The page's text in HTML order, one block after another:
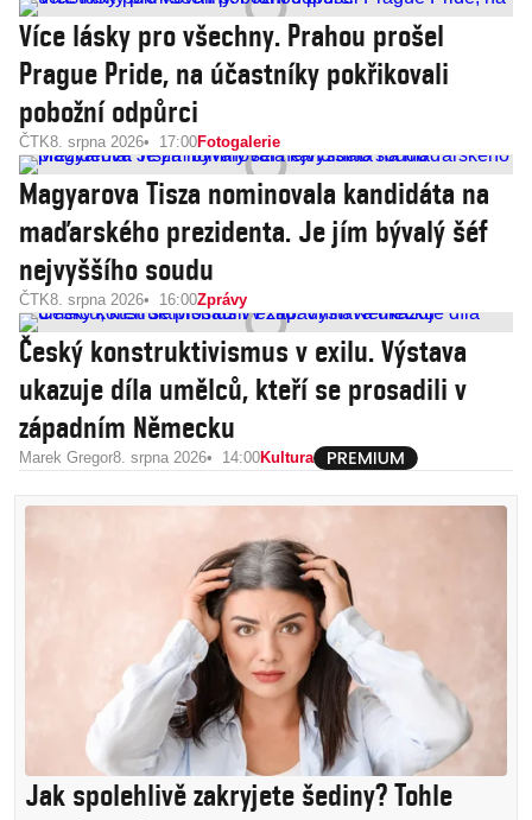
Více lásky pro všechny. Prahou prošel
Prague Pride, na účastníky pokřikovali
pobožní odpůrci
ČTK8. srpna 2026 17:00Fotogalerie
Magyarova Tisza nominovala kandidáta na
maďarského prezidenta. Je jím bývalý šéf
nejvyššího soudu
ČTK8. srpna 2026 16:00Zprávy
Český konstruktivismus v exilu. Výstava
ukazuje díla umělců, kteří se prosadili v
západním Německu
Marek Gregor8. srpna 2026 14:00Kultura
Jak spolehlivě zakryjete šediny? Tohle